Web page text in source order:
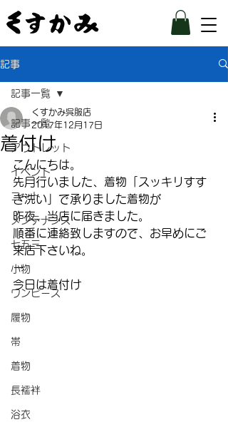
記事
記事一覧
アウトレット
イベント
コート
メンテナンス
七五三
小物
ワンピース
履物
帯
着物
長襦袢
浴衣
記事一覧
着付け
くすかみ呉服店
2017年12月17日
こんにちは。
先月行いました、着物「スッキリすす
ぎ洗い」で承りました着物が
昨夜、当店に届きました。
順番に連絡致しますので、お早めにご
来店下さいね。
ー
今日は着付け